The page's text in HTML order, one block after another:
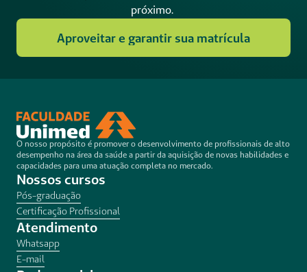
próximo.
Aproveitar e garantir sua matrícula
O nosso propósito é promover o desenvolvimento de profissionais de alto
desempenho na área da saúde a partir da aquisição de novas habilidades e
capacidades para uma atuação completa no mercado.
Nossos cursos
Pós-graduação
Certificação Profissional
Atendimento
Whatsapp
E-mail